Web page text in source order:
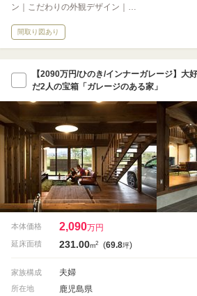
ン｜こだわりの外観デザイン｜…
間取り図あり
【2090万円/ひのき/インナーガレージ】大
だ2人の宝箱「ガレージのある家」
本体価格 2,090万円
延床面積 231.00m2 (69.8坪)
家族構成 夫婦
所在地 鹿児島県